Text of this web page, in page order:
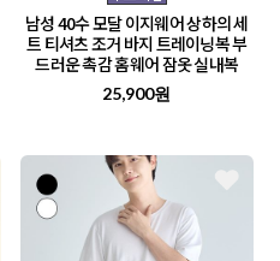
남성 40수 모달 이지웨어 상하의 세
트 티셔츠 조거 바지 트레이닝복 부
드러운 촉감 홈웨어 잠옷 실내복
25,900원